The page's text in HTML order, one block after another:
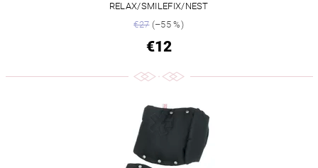
RELAX/SMILEFIX/NEST
€27(–55 %)
€12